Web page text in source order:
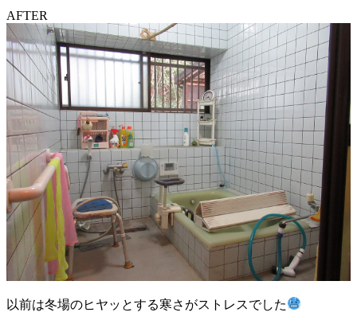
AFTER
以前は冬場のヒヤッとする寒さがストレスでした